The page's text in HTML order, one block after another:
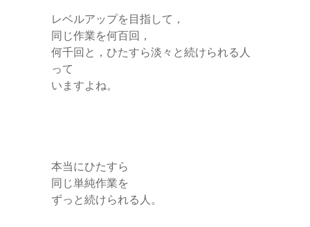
レベルアップを目指して，
同じ作業を何百回，
何千回と，ひたすら淡々と続けられる人
って
いますよね。
本当にひたすら
同じ単純作業を
ずっと続けられる人。